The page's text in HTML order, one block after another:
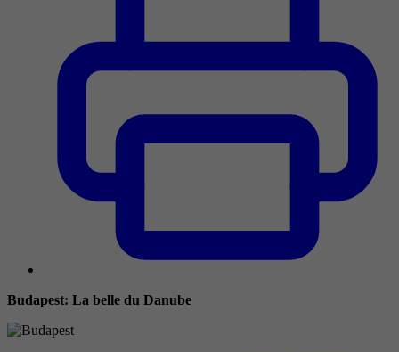
Budapest: La belle du Danube